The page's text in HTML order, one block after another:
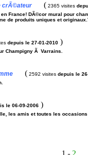
crÃ©ateur( 2365 visites
France! DÃ©cor mural pour
de produits uniques et
depuis le 27-01-2010 )
Champigny Ã Varrains.
( 2592 visites depuis le
le 06-09-2006 )
les amis et toutes les
1 - 2